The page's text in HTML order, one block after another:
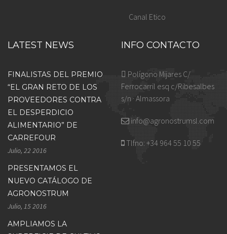
Canal Etico
LATEST NEWS
FINALISTAS DEL PREMIO
“EL GRAN RETO DE LOS
PROVEEDORES CONTRA
EL DESPERDICIO
ALIMENTARIO” DE
CARREFOUR
Julio, 22 2016
PRESENTAMOS EL
NUEVO CATÁLOGO DE
AGRONOSTRUM
Julio, 15 2016
AMPLIAMOS LA
INFO CONTACTO
Polígono Mijares C/
Ferrocarril esq c/Ribesalbes
s/n · Almassora
info@agronostrumsl.com
Tlfno: +34 964 55 10 55